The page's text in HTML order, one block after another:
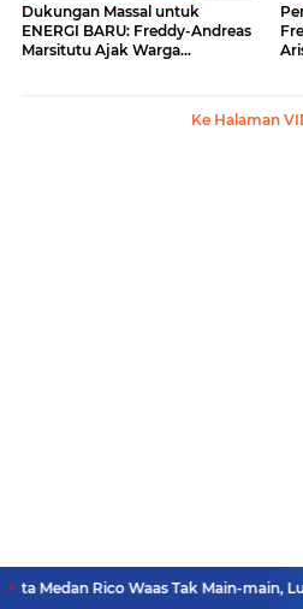
Dukungan Massal untuk
ENERGI BARU: Freddy-Andreas
Marsitutu Ajak Warga
Ke Halaman
Waas Tak Main-main, Lurah Aur